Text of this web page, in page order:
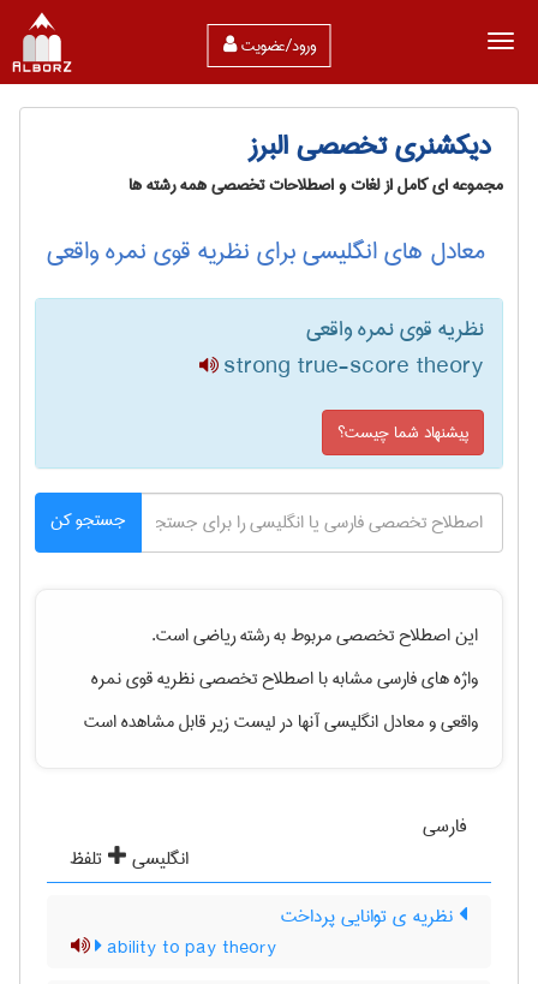
ورود/عضویت
دیکشنری تخصصی البرز
مجموعه ای کامل از لغات و اصطلاحات تخصصی همه رشته ها
معادل های انگلیسی برای نظریه قوی نمره واقعی
نظریه قوی نمره واقعی
strong true-score theory
پیشنهاد شما چیست؟
جستجو کن
این اصطلاح تخصصی مربوط به رشتهرياضیاست.
واژه های فارسی مشابه با اصطلاح تخصصینظریه قوی نمره
واقعیو معادل انگلیسی آنها در لیست زیر قابل مشاهده است
فارسی
انگلیسی
تلفظ
نظریه ی توانایی پرداخت
ability to pay theory